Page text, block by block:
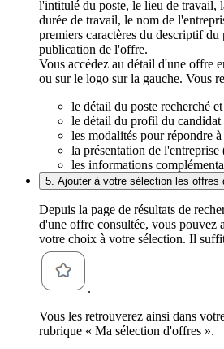
l'intitulé du poste, le lieu de travail,
durée de travail, le nom de
premiers caractères du descriptif du
publication de l'offre.
Vous accédez au détail d'une offre
ou sur le logo sur la gauche. Vous
le détail du poste recherché
le détail du profil du candidat
les modalités pour répondre
la présentation de l'entreprise
les informations
5. Ajouter à votre sélection les offres
Depuis la page de résultats de
d'une offre consultée, vous pouvez
votre choix à votre sélection. Il
.
Vous les retrouverez ainsi dans
rubrique « Ma sélection d'offres ».